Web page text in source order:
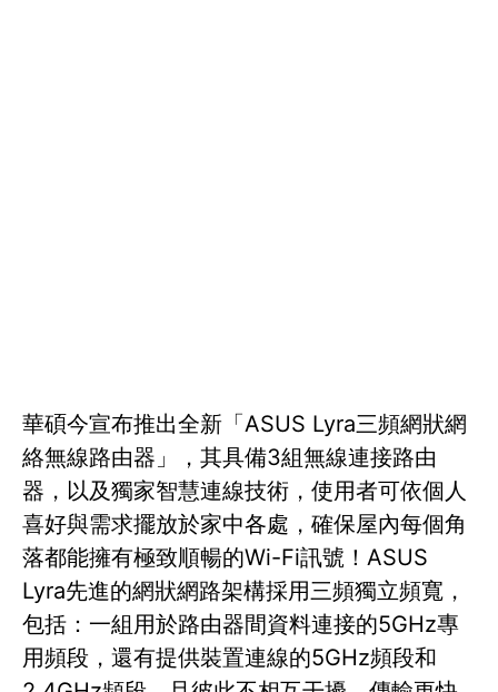
華碩今宣布推出全新「ASUS Lyra三頻網狀網
絡無線路由器」，其具備3組無線連接路由
器，以及獨家智慧連線技術，使用者可依個人
喜好與需求擺放於家中各處，確保屋內每個角
落都能擁有極致順暢的Wi-Fi訊號！ASUS
Lyra先進的網狀網路架構採用三頻獨立頻寬，
包括：一組用於路由器間資料連接的5GHz專
用頻段，還有提供裝置連線的5GHz頻段和